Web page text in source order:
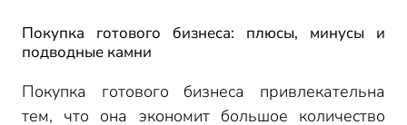
Проверка полномочий на продажу бизнеса
бизнесе
Роль выписки ЕГРЮЛ при проверке сведений о бизнесе
Покупка готового бизнеса: плюсы, минусы и
подводные камни
Покупка готового бизнеса привлекательна
тем, что она экономит большое количество